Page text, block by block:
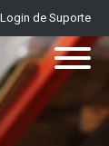
Login de Suporte